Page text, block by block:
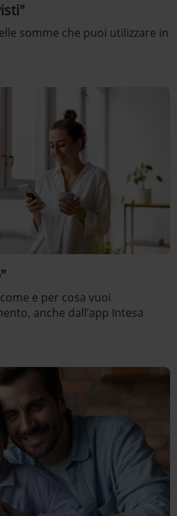
somme che puoi utilizzare in
e per cosa vuoi
anche dall’app Intesa